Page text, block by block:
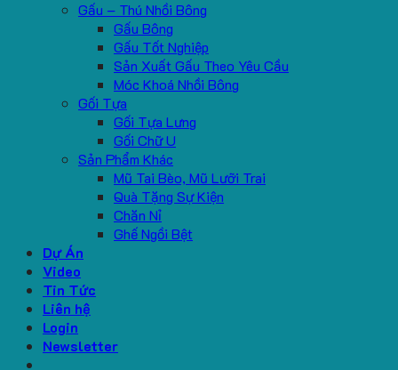
Gấu – Thú Nhồi Bông
Gấu Bông
Gấu Tốt Nghiệp
Sản Xuất Gấu Theo Yêu Cầu
Móc Khoá Nhồi Bông
Gối Tựa
Gối Tựa Lưng
Gối Chữ U
Sản Phẩm Khác
Mũ Tai Bèo, Mũ Lưỡi Trai
Quà Tặng Sự Kiện
Chăn Nỉ
Ghế Ngồi Bệt
Dự Án
Video
Tin Tức
Liên hệ
Login
Newsletter